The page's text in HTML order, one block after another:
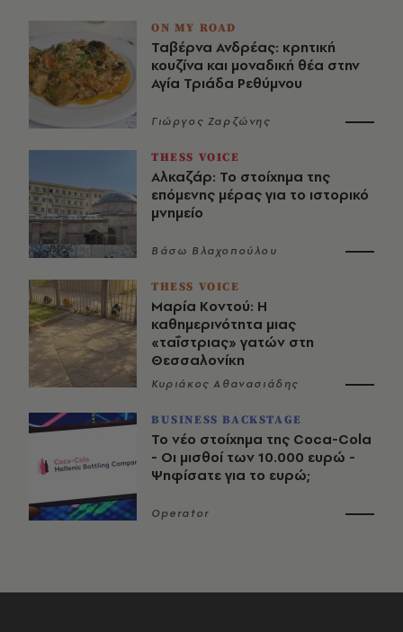
ON MY ROAD
Ταβέρνα Ανδρέας: κρητική
κουζίνα και μοναδική θέα στην
Αγία Τριάδα Ρεθύμνου
Γιώργος Ζαρζώνης
THESS VOICE
Αλκαζάρ: Το στοίχημα της
επόμενης μέρας για το ιστορικό
μνημείο
Βάσω Βλαχοπούλου
THESS VOICE
Μαρία Κοντού: Η
καθημερινότητα μιας
«ταΐστριας» γατών στη
Θεσσαλονίκη
Κυριάκος Αθανασιάδης
BUSINESS BACKSTAGE
Το νέο στοίχημα της Coca-Cola
- Οι μισθοί των 10.000 ευρώ -
Ψηφίσατε για το ευρώ;
Operator